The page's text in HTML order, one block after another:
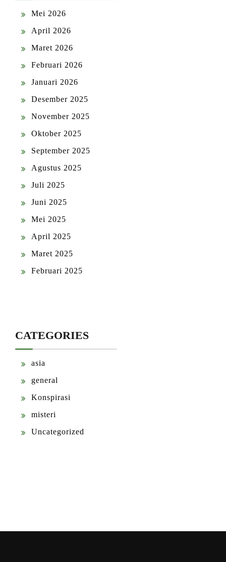
Mei 2026
April 2026
Maret 2026
Februari 2026
Januari 2026
Desember 2025
November 2025
Oktober 2025
September 2025
Agustus 2025
Juli 2025
Juni 2025
Mei 2025
April 2025
Maret 2025
Februari 2025
CATEGORIES
asia
general
Konspirasi
misteri
Uncategorized